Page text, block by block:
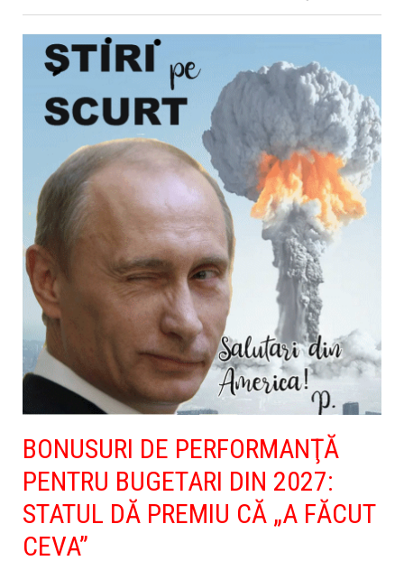
BONUSURI DE PERFORMANŢĂ
PENTRU BUGETARI DIN 2027:
STATUL DĂ PREMIU CĂ „A FĂCUT
CEVA”